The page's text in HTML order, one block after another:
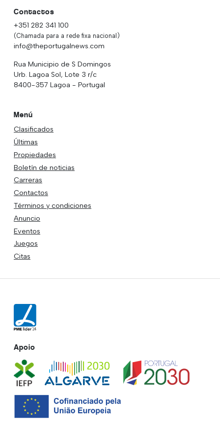
Contactos
+351 282 341 100
(Chamada para a rede fixa nacional)
info@theportugalnews.com
Rua Municipio de S Domingos
Urb. Lagoa Sol, Lote 3 r/c
8400-357 Lagoa - Portugal
Menú
Clasificados
Últimas
Propiedades
Boletín de noticias
Carreras
Contactos
Términos y condiciones
Anuncio
Eventos
Juegos
Citas
Apoio